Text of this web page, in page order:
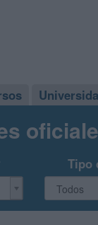
Tipo